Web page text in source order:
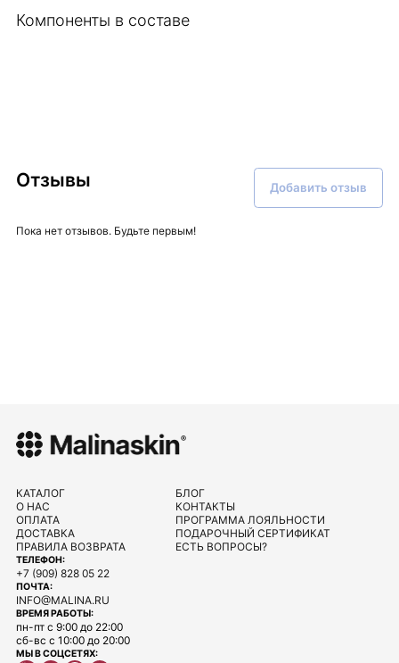
Рекомендуется наносить тоник на очищенную кожу головы после
Компоненты в составе
Отзывы Добавить отзыв
Пока нет отзывов. Будьте первым!
ТЕЛЕФОН:
+7 (909) 828 05 22
ПОЧТА:
INFO@MALINA.RU
ВРЕМЯ РАБОТЫ:
пн-пт с 9:00 до 22:00
сб-вс с 10:00 до 20:00
МЫ В СОЦСЕТЯХ:
КАТАЛОГ
О НАС
ОПЛАТА
ДОСТАВКА
ПРАВИЛА ВОЗВРАТА
БЛОГ
КОНТАКТЫ
ПРОГРАММА ЛОЯЛЬНОСТИ
ПОДАРОЧНЫЙ СЕРТИФИКАТ
ЕСТЬ ВОПРОСЫ?